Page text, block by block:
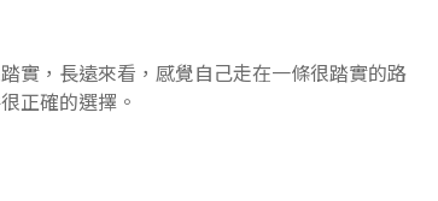
實，長遠來看，感覺自己走在一條很踏實的路
正確的選擇。